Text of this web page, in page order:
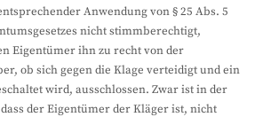
Anwendung von § 25 Abs. 5
nicht stimmberechtigt,
Eigentümer ihn zu recht von der
ob sich gegen die Klage verteidigt und ein
wird, ausschlossen. Zwar ist in der
der Eigentümer der Kläger ist, nicht